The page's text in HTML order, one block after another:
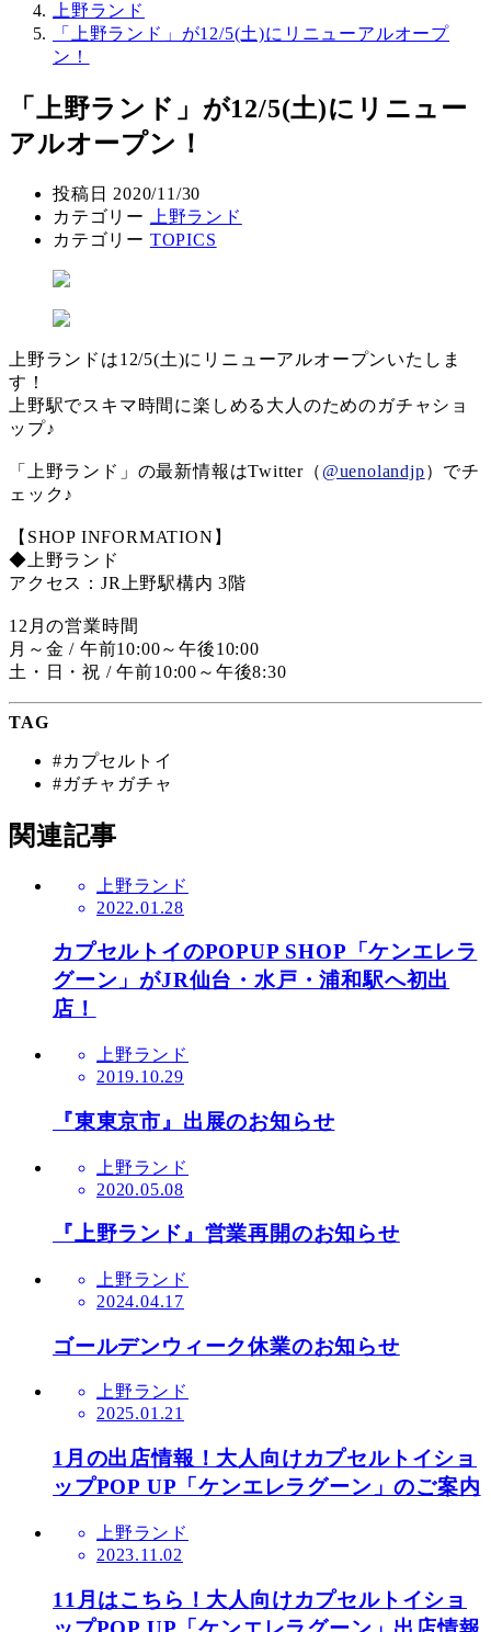
上野ランド
「上野ランド」が12/5(土)にリニューアルオープ
ン！
「上野ランド」が12/5(土)にリニュー
アルオープン！
投稿日 2020/11/30
カテゴリー
上野ランド
カテゴリー TOPICS
上野ランドは12/5(土)にリニューアルオープンいたしま
す！
上野駅でスキマ時間に楽しめる大人のためのガチャショ
ップ♪
「上野ランド」の最新情報はTwitter（ @uenolandjp）でチ
ェック♪
【SHOP INFORMATION】
◆上野ランド
アクセス：JR上野駅構内 3階
12月の営業時間
月～金 / 午前10:00～午後10:00
土・日・祝 / 午前10:00～午後8:30
TAG
#カプセルトイ
#ガチャガチャ
関連記事
上野ランド
2022.01.28
カプセルトイのPOPUP SHOP「ケンエレラ
グーン」がJR仙台・水戸・浦和駅へ初出
店！
上野ランド
2019.10.29
『東東京市』出展のお知らせ
上野ランド
2020.05.08
『上野ランド』営業再開のお知らせ
上野ランド
2024.04.17
ゴールデンウィーク休業のお知らせ
上野ランド
2025.01.21
1月の出店情報！大人向けカプセルトイショ
ップPOP UP「ケンエレラグーン」のご案内
上野ランド
2023.11.02
11月はこちら！大人向けカプセルトイショ